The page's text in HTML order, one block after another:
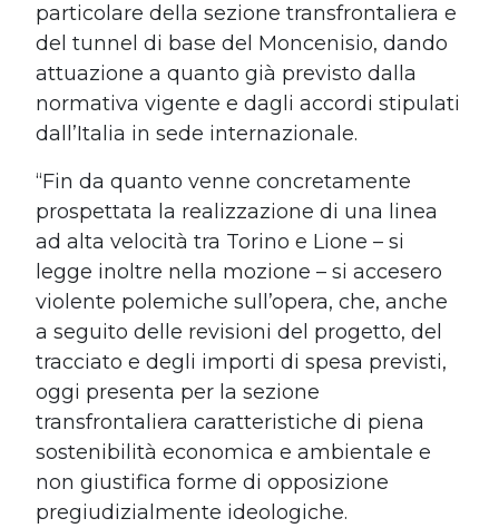
particolare della sezione transfrontaliera e
del tunnel di base del Moncenisio, dando
attuazione a quanto già previsto dalla
normativa vigente e dagli accordi stipulati
dall’Italia in sede internazionale.
“Fin da quanto venne concretamente
prospettata la realizzazione di una linea
ad alta velocità tra Torino e Lione – si
legge inoltre nella mozione – si accesero
violente polemiche sull’opera, che, anche
a seguito delle revisioni del progetto, del
tracciato e degli importi di spesa previsti,
oggi presenta per la sezione
transfrontaliera caratteristiche di piena
sostenibilità economica e ambientale e
non giustifica forme di opposizione
pregiudizialmente ideologiche.